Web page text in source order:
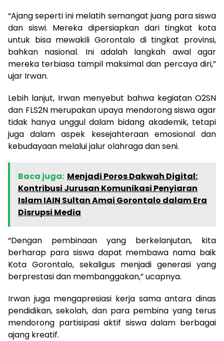
“Ajang seperti ini melatih semangat juang para siswa
dan siswi. Mereka dipersiapkan dari tingkat kota
untuk bisa mewakili Gorontalo di tingkat provinsi,
bahkan nasional. Ini adalah langkah awal agar
mereka terbiasa tampil maksimal dan percaya diri,”
ujar Irwan.
Lebih lanjut, Irwan menyebut bahwa kegiatan O2SN
dan FLS2N merupakan upaya mendorong siswa agar
tidak hanya unggul dalam bidang akademik, tetapi
juga dalam aspek kesejahteraan emosional dan
kebudayaan melalui jalur olahraga dan seni.
Baca juga: Menjadi Poros Dakwah Digital:
Kontribusi Jurusan Komunikasi Penyiaran
Islam IAIN Sultan Amai Gorontalo dalam Era
Disrupsi Media
“Dengan pembinaan yang berkelanjutan, kita
berharap para siswa dapat membawa nama baik
Kota Gorontalo, sekaligus menjadi generasi yang
berprestasi dan membanggakan,” ucapnya.
Irwan juga mengapresiasi kerja sama antara dinas
pendidikan, sekolah, dan para pembina yang terus
mendorong partisipasi aktif siswa dalam berbagai
ajang kreatif.